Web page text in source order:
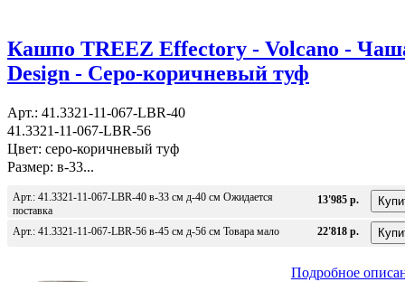
Кашпо TREEZ Effectory - Volcano -
Design - Серо-коричневый туф
Арт.: 41.3321-11-067-LBR-40
41.3321-11-067-LBR-56
Цвет: серо-коричневый туф
Размер: в-33...
Арт.: 41.3321-11-067-LBR-40 в-33 см д-40 см Ожидается
поставка
13'985 р.
Арт.: 41.3321-11-067-LBR-56 в-45 см д-56 см Товара мало 22'818 р.
Подробное